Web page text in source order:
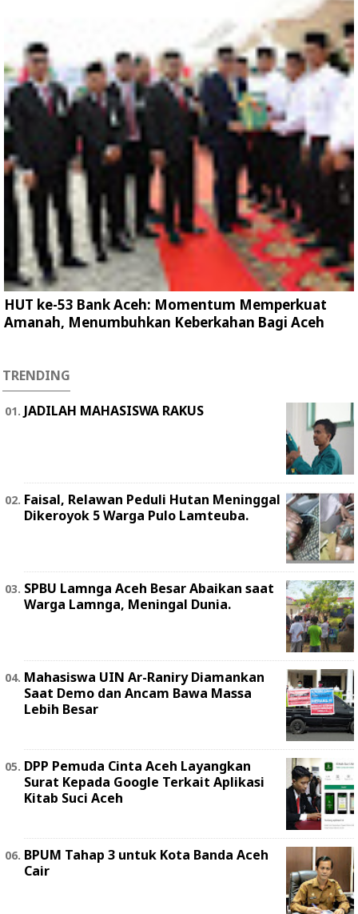
HUT ke-53 Bank Aceh: Momentum Memperkuat
Amanah, Menumbuhkan Keberkahan Bagi Aceh
TRENDING
JADILAH MAHASISWA RAKUS
Faisal, Relawan Peduli Hutan Meninggal
Dikeroyok 5 Warga Pulo Lamteuba.
SPBU Lamnga Aceh Besar Abaikan saat
Warga Lamnga, Meningal Dunia.
Mahasiswa UIN Ar-Raniry Diamankan
Saat Demo dan Ancam Bawa Massa
Lebih Besar
DPP Pemuda Cinta Aceh Layangkan
Surat Kepada Google Terkait Aplikasi
Kitab Suci Aceh
BPUM Tahap 3 untuk Kota Banda Aceh
Cair